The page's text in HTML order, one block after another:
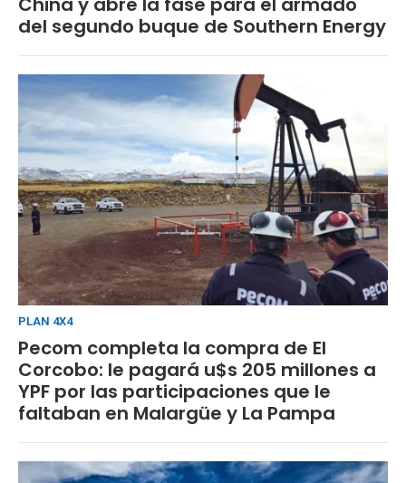
del segundo buque de Southern Energy
PLAN 4X4
Pecom completa la compra de El
Corcobo: le pagará u$s 205 millones a
YPF por las participaciones que le
faltaban en Malargüe y La Pampa